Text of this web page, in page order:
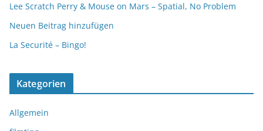
Lee Scratch Perry & Mouse on Mars – Spatial, No Problem
Neuen Beitrag hinzufügen
La Securité – Bingo!
Kategorien
Allgemein